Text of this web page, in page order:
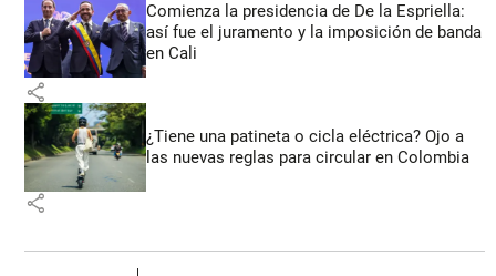
Comienza la presidencia de De la Espriella:
así fue el juramento y la imposición de banda
en Cali
share
¿Tiene una patineta o cicla eléctrica? Ojo a
las nuevas reglas para circular en Colombia
share